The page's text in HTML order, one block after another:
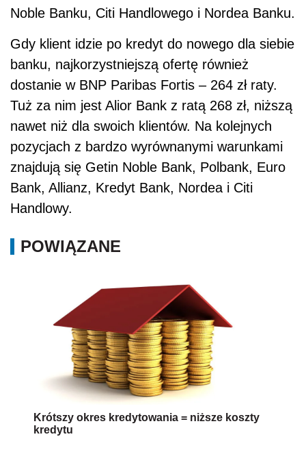
Noble Banku, Citi Handlowego i Nordea Banku.
Gdy klient idzie po kredyt do nowego dla siebie
banku, najkorzystniejszą ofertę również
dostanie w BNP Paribas Fortis – 264 zł raty.
Tuż za nim jest Alior Bank z ratą 268 zł, niższą
nawet niż dla swoich klientów. Na kolejnych
pozycjach z bardzo wyrównanymi warunkami
znajdują się Getin Noble Bank, Polbank, Euro
Bank, Allianz, Kredyt Bank, Nordea i Citi
Handlowy.
POWIĄZANE
Krótszy okres kredytowania = niższe koszty
kredytu